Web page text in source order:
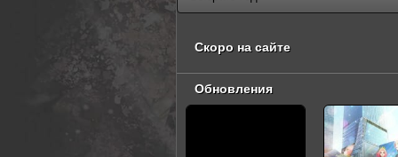
Скоро на сайте
Обновления